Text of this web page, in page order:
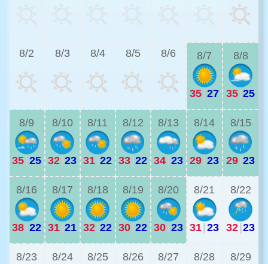
8/2 8/3 8/4 8/5 8/6 8/7
35|27
8/8
35|25
8/9
35|25
8/10
32|23
8/11
31|22
8/12
33|22
8/13
34|23
8/14
29|23
8/15
29|23
8/16
38|22
8/17
31|21
8/18
32|22
8/19
30|22
8/20
30|23
8/21
31|23
8/22
32|23
8/23 8/24 8/25 8/26 8/27 8/28 8/29